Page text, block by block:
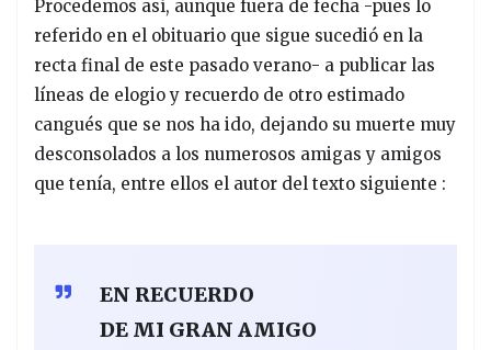
Procedemos así, aunque fuera de fecha -pues lo
referido en el obituario que sigue sucedió en la
recta final de este pasado verano- a publicar las
líneas de elogio y recuerdo de otro estimado
cangués que se nos ha ido, dejando su muerte muy
desconsolados a los numerosos amigas y amigos
que tenía, entre ellos el autor del texto siguiente :
EN RECUERDO
DE MI GRAN AMIGO